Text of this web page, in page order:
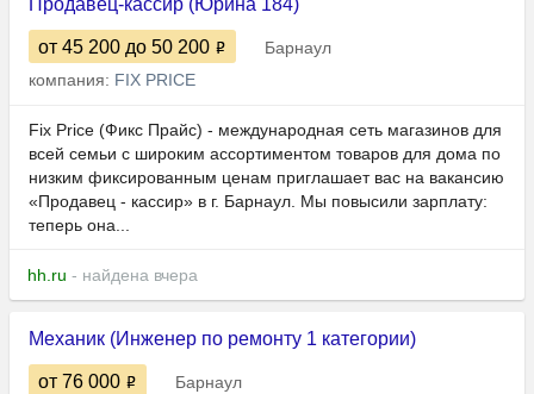
Продавец-кассир (Юрина 184)
от 45 200 до 50 200
Барнаул
компания: FIX PRICE
Fix Price (Фикс Прайс) - международная сеть магазинов для
всей семьи с широким ассортиментом товаров для дома по
низким фиксированным ценам приглашает вас на вакансию
«Продавец - кассир» в г. Барнаул. Мы повысили зарплату:
теперь она...
hh.ru - найдена вчера
Механик (Инженер по ремонту 1 категории)
от 76 000
Барнаул